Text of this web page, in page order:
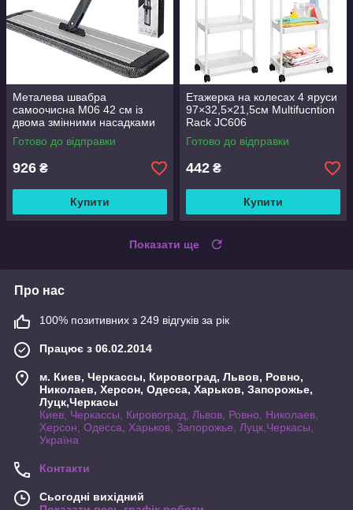
Металева швабра
самоочисна M06 42 см із
двома змінними насадками
Готово до відправки
926 ₴
Купити
Етажерка на колесах 4 яруси
97×32,5×21,5см Multifucntion
Rack JC606
Готово до відправки
442 ₴
Купити
Показати ще
Про нас
100% позитивних з 249 відгуків за рік
Працює з 06.02.2014
м. Киев, Черкассы, Кировоград, Львов, Ровно,
Николаев, Херсон, Одесса, Харьков, Запорожье,
Луцк,Черкасы
Киев, Черкассы, Кировоград, Львов, Ровно, Николаев,
Херсон, Одесса, Харьков, Запорожье, Луцк,Черкасы,
Україна
Контакти
Сьогодні вихідний